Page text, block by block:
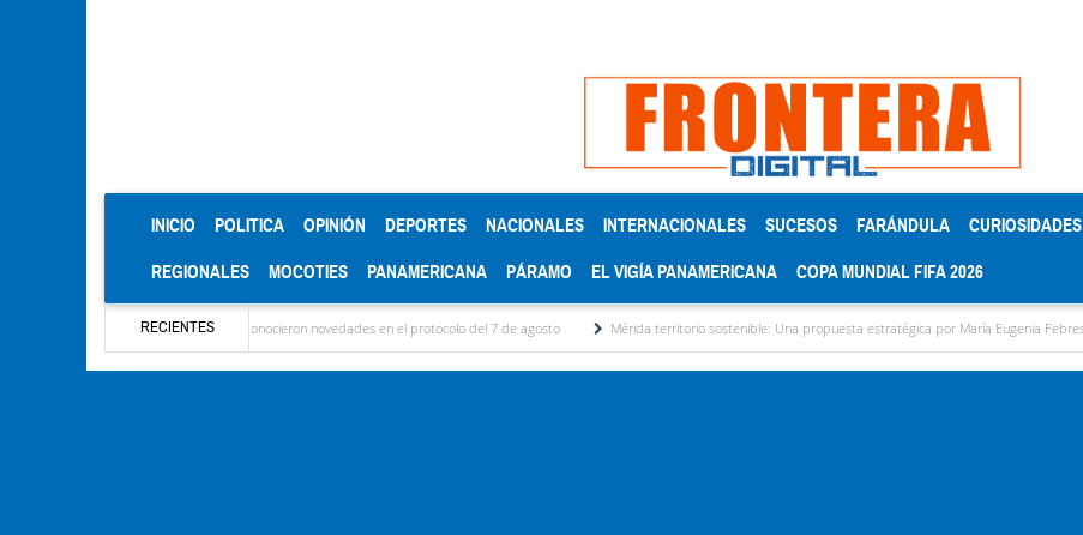
INICIO (CURRENT)
POLITICA OPINIÓN DEPORTES NACIONALES INTERNACIONALES SUCESOS FARÁNDULA CURIOSIDADES
REGIONALES MOCOTIES PANAMERICANA PÁRAMO EL VIGÍA PANAMERICANA COPA MUNDIAL FIFA 2026
RECIENTES
las delegaciones y se conocieron novedades en el protocolo del 7 de agosto Mérida territorio sostenible: Una propuesta estratégica por María Eugenia Febres Cordero R.